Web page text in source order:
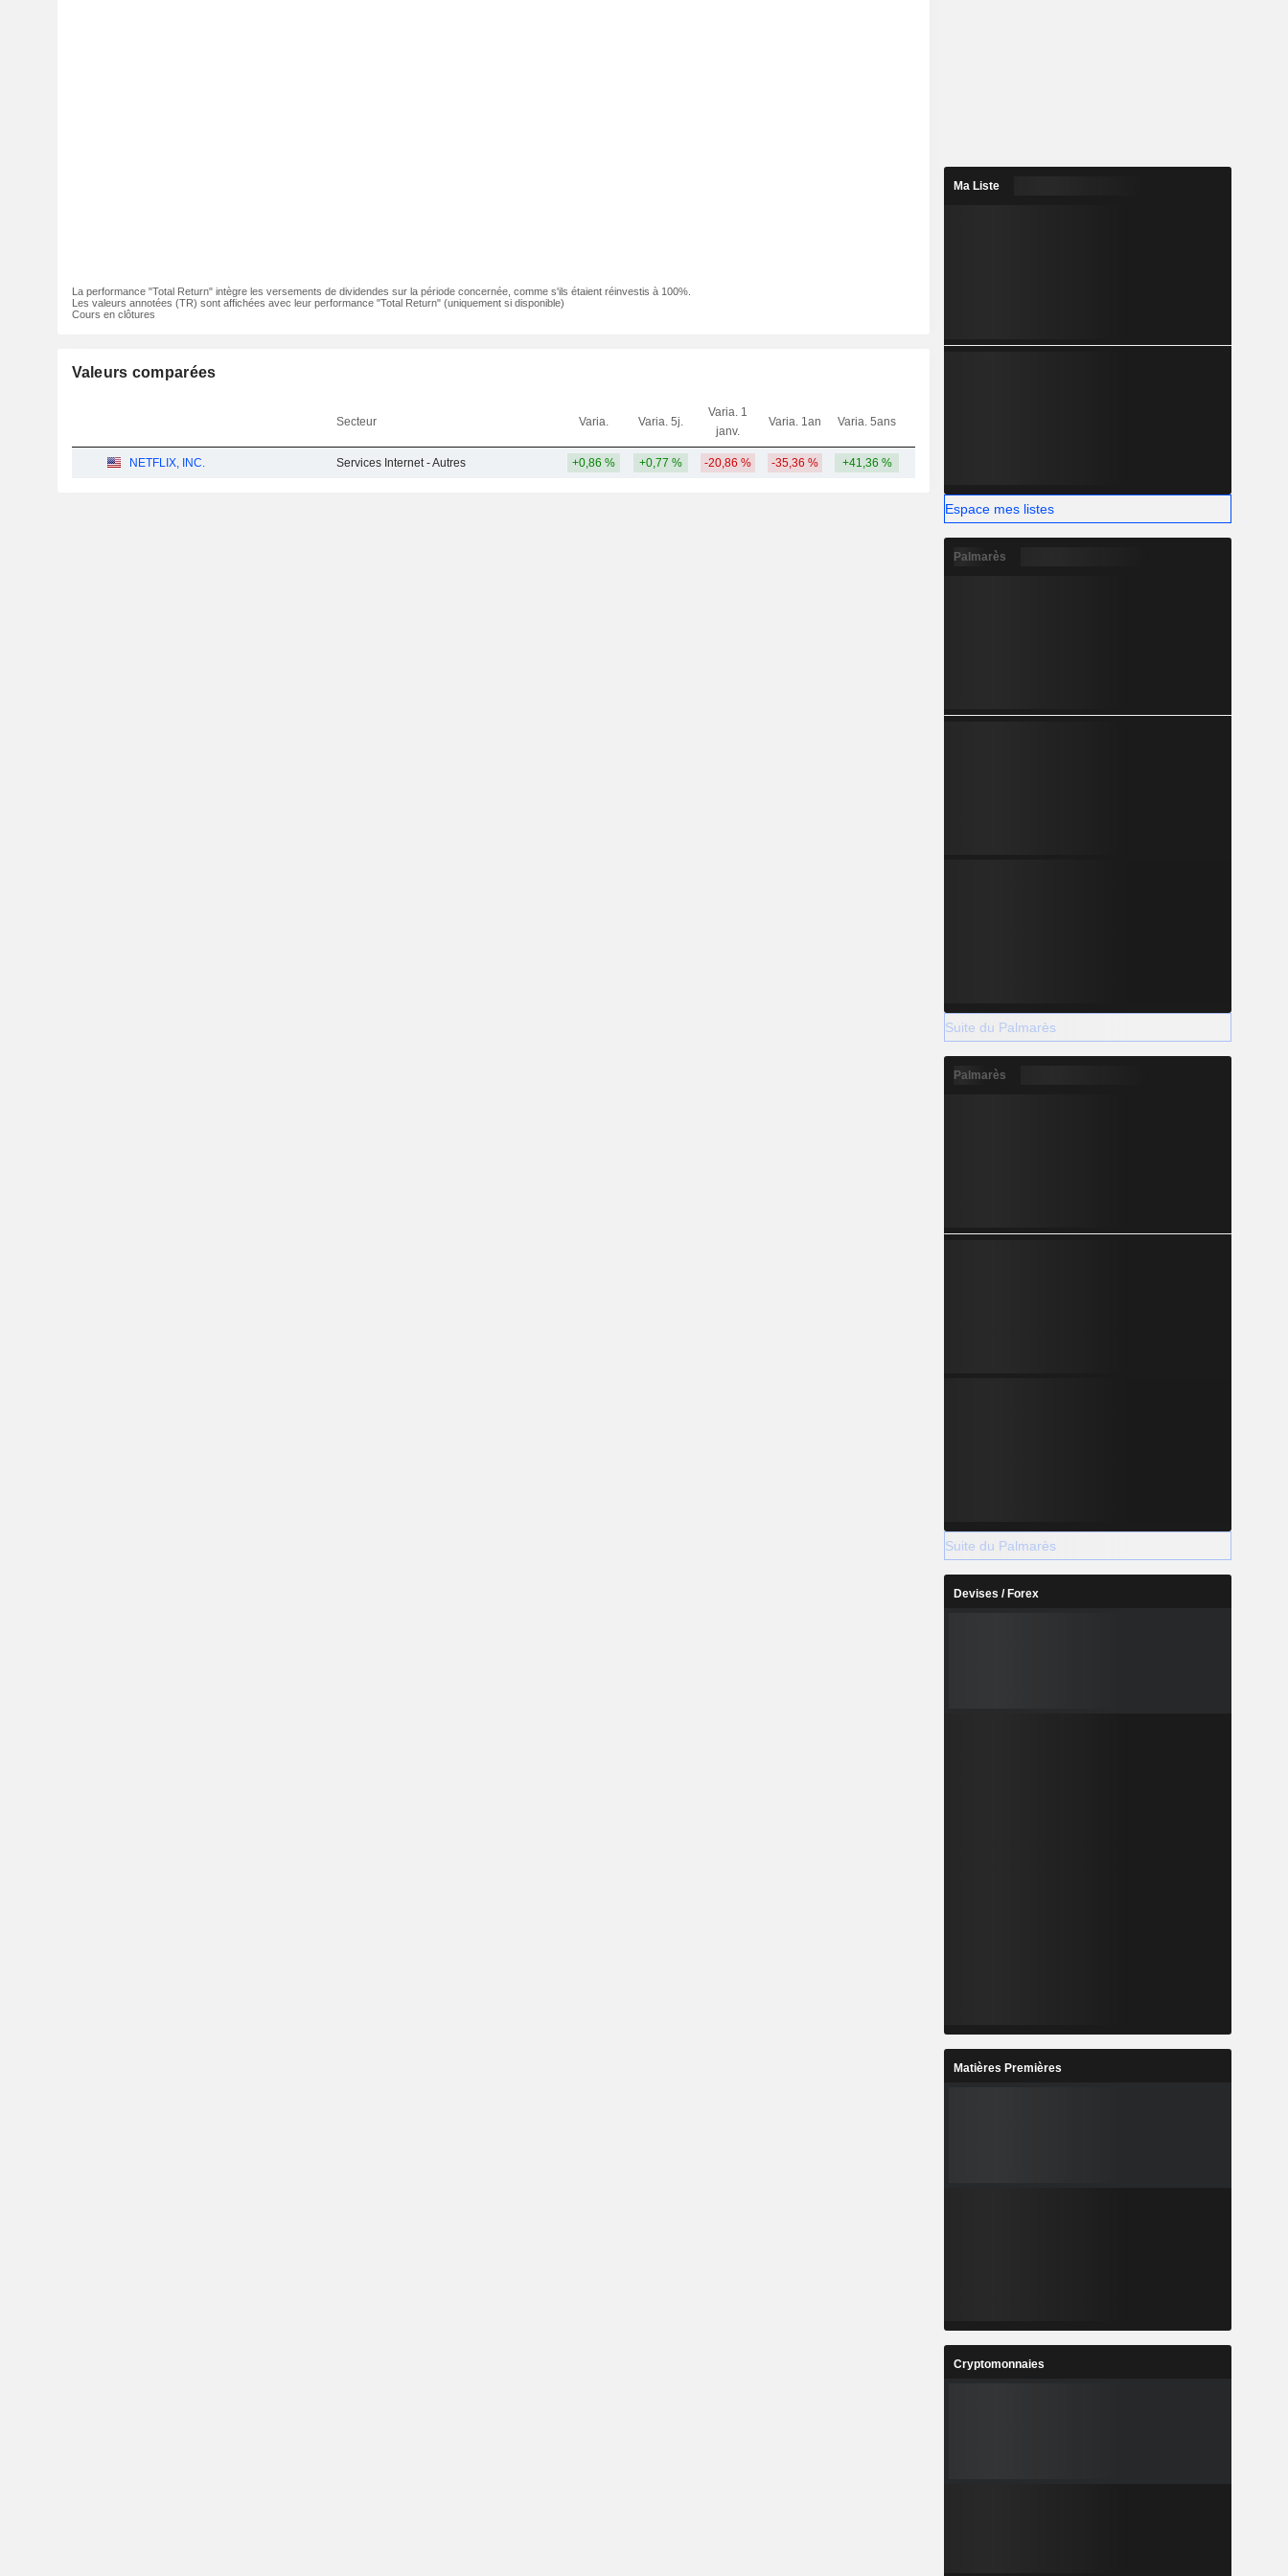
La performance "Total Return" intègre les versements de dividendes sur la période concernée, comme s'ils étaient réinvestis à 100%.
Les valeurs annotées (TR) sont affichées avec leur performance "Total Return" (uniquement si disponible)
Cours en clôtures
Valeurs comparées
Secteur Varia. Varia. 5j.
Varia. 1
janv.
Varia. 1an Varia. 5ans
NETFLIX, INC. Services Internet - Autres +0,86 % +0,77 % -20,86 % -35,36 % +41,36 %
Ma Liste
Espace mes listes
Palmarès
Suite du Palmarès
Palmarès
Suite du Palmarès
Devises / Forex
Matières Premières
Cryptomonnaies